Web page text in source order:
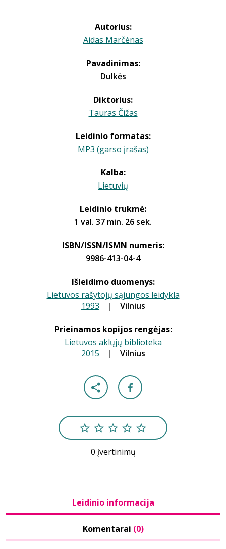
Autorius:
Aidas Marčėnas
Pavadinimas:
Dulkės
Diktorius:
Tauras Čižas
Leidinio formatas:
MP3 (garso įrašas)
Kalba:
Lietuvių
Leidinio trukmė:
1 val. 37 min. 26 sek.
ISBN/ISSN/ISMN numeris:
9986-413-04-4
Išleidimo duomenys:
Lietuvos rašytojų sąjungos leidykla
1993 | Vilnius
Prieinamos kopijos rengėjas:
Lietuvos aklųjų biblioteka
2015 | Vilnius
0 įvertinimų
Leidinio informacija
Komentarai (0)